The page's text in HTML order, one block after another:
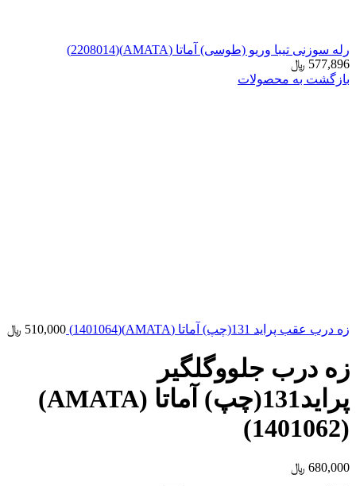
رله سوزنی تیبا وریو (طوسی) آماتا (AMATA)(2208014)
577,896 ﷼
بازگشت به محصولات
زه درب عقب پراید 131(چپ) آماتا (AMATA)(1401064) 510,000 ﷼
زه درب جلووگلگیر
پراید131(چپ) آماتا (AMATA)
(1401062)
680,000 ﷼